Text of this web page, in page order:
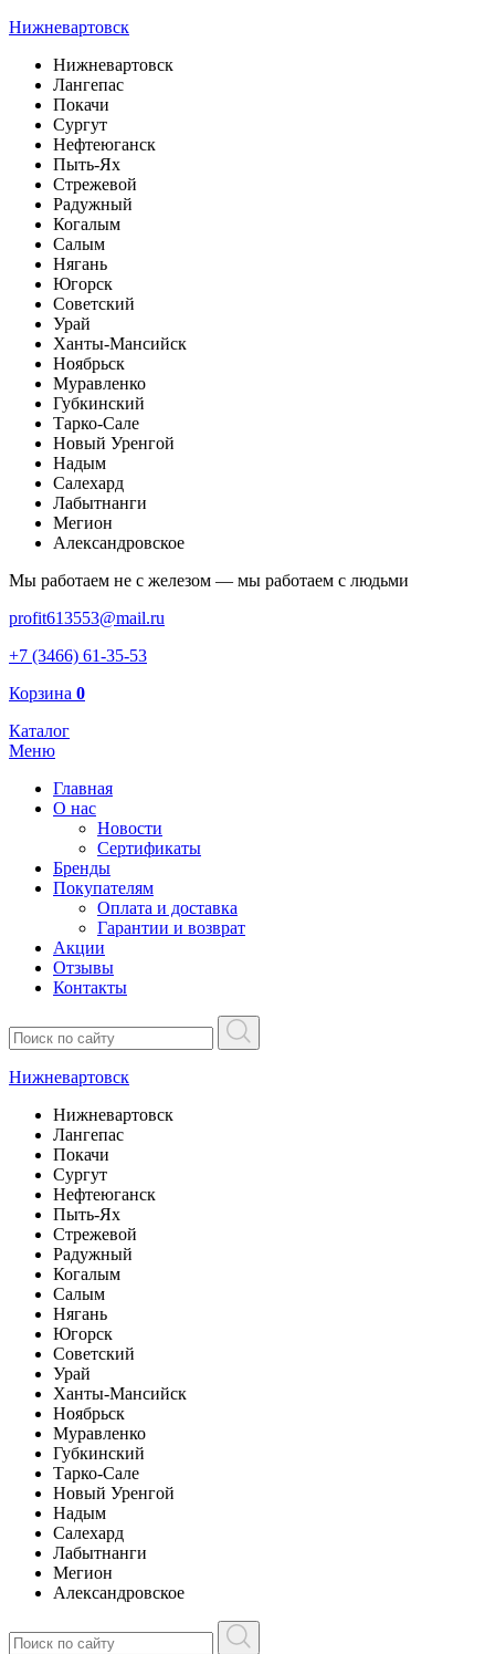
Нижневартовск
Нижневартовск
Лангепас
Покачи
Сургут
Нефтеюганск
Пыть-Ях
Стрежевой
Радужный
Когалым
Салым
Нягань
Югорск
Советский
Урай
Ханты-Мансийск
Ноябрьск
Муравленко
Губкинский
Тарко-Сале
Новый Уренгой
Надым
Салехард
Лабытнанги
Мегион
Александровское
Мы работаем не с железом — мы работаем с людьми
profit613553@mail.ru
+7 (3466) 61-35-53
Корзина 0
Каталог
Меню
Главная
О нас
Новости
Сертификаты
Бренды
Покупателям
Оплата и доставка
Гарантии и возврат
Акции
Отзывы
Контакты
Нижневартовск
Нижневартовск
Лангепас
Покачи
Сургут
Нефтеюганск
Пыть-Ях
Стрежевой
Радужный
Когалым
Салым
Нягань
Югорск
Советский
Урай
Ханты-Мансийск
Ноябрьск
Муравленко
Губкинский
Тарко-Сале
Новый Уренгой
Надым
Салехард
Лабытнанги
Мегион
Александровское